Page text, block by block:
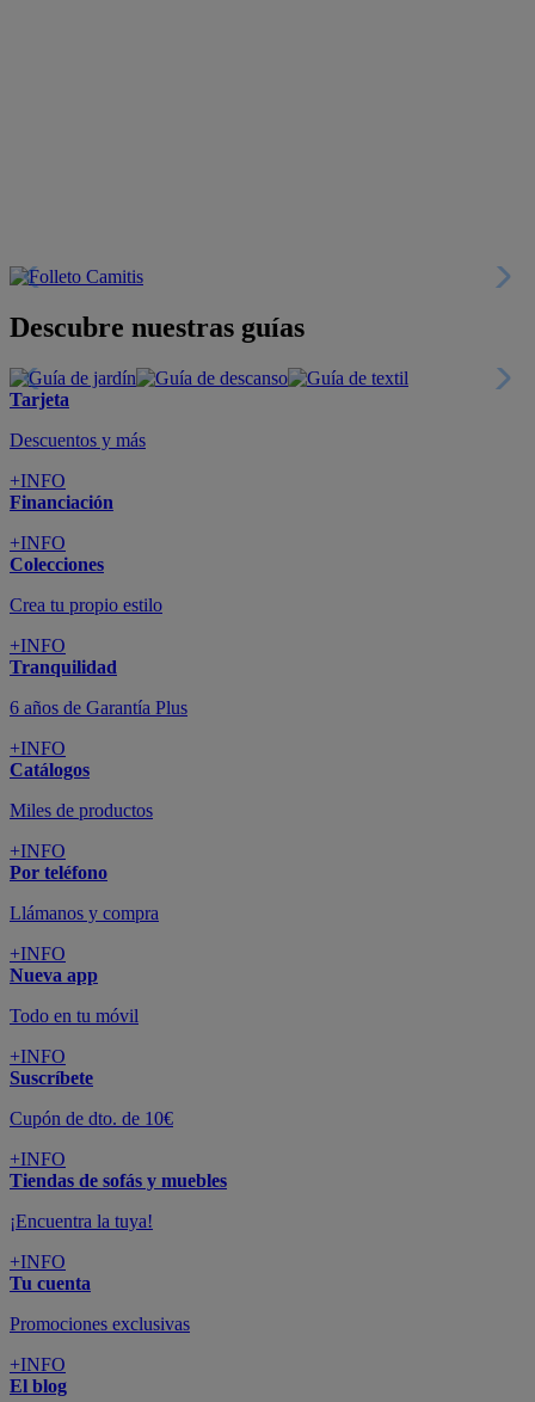
Descubre nuestras guías
Tarjeta
Descuentos y más
+INFO
Financiación
+INFO
Colecciones
Crea tu propio estilo
+INFO
Tranquilidad
6 años de Garantía Plus
+INFO
Catálogos
Miles de productos
+INFO
Por teléfono
Llámanos y compra
+INFO
Nueva app
Todo en tu móvil
+INFO
Suscríbete
Cupón de dto. de 10€
+INFO
Tiendas de sofás y muebles
¡Encuentra la tuya!
+INFO
Tu cuenta
Promociones exclusivas
+INFO
El blog